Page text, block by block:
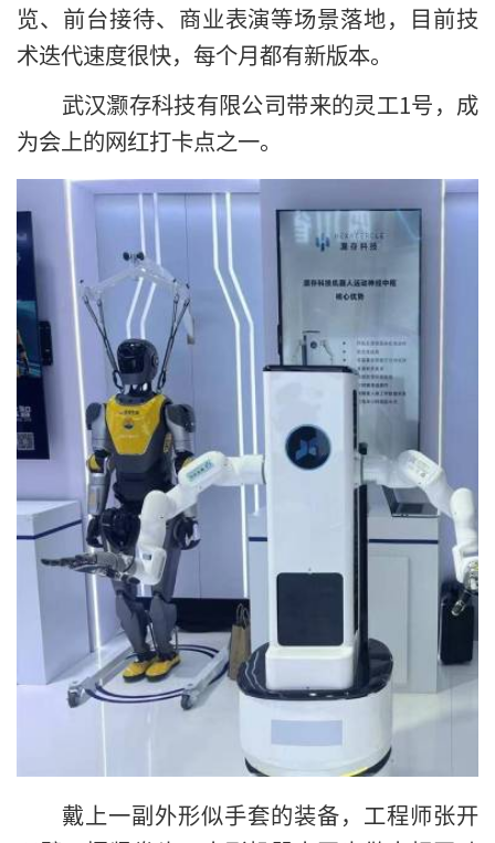
览、前台接待、商业表演等场景落地，目前技
术迭代速度很快，每个月都有新版本。
武汉灏存科技有限公司带来的灵工1号，成
为会上的网红打卡点之一。
戴上一副外形似手套的装备，工程师张开